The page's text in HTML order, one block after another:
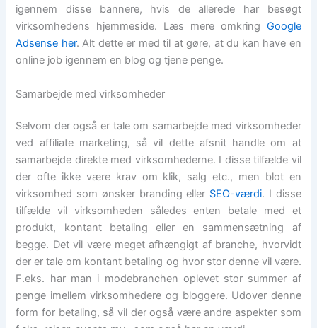
igennem disse bannere, hvis de allerede har besøgt
virksomhedens hjemmeside. Læs mere omkring Google
Adsense her. Alt dette er med til at gøre, at du kan have en
online job igennem en blog og tjene penge.
Samarbejde med virksomheder
Selvom der også er tale om samarbejde med virksomheder
ved affiliate marketing, så vil dette afsnit handle om at
samarbejde direkte med virksomhederne. I disse tilfælde vil
der ofte ikke være krav om klik, salg etc., men blot en
virksomhed som ønsker branding eller SEO-værdi. I disse
tilfælde vil virksomheden således enten betale med et
produkt, kontant betaling eller en sammensætning af
begge. Det vil være meget afhængigt af branche, hvorvidt
der er tale om kontant betaling og hvor stor denne vil være.
F.eks. har man i modebranchen oplevet stor summer af
penge imellem virksomhedere og bloggere. Udover denne
form for betaling, så vil der også være andre aspekter som